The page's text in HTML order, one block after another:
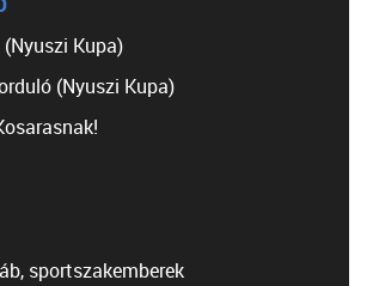
(Nyuszi Kupa)
(Nyuszi Kupa)
sportszakemberek